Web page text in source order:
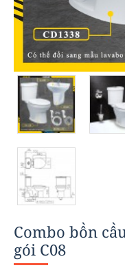
Combo bồn
gói C08